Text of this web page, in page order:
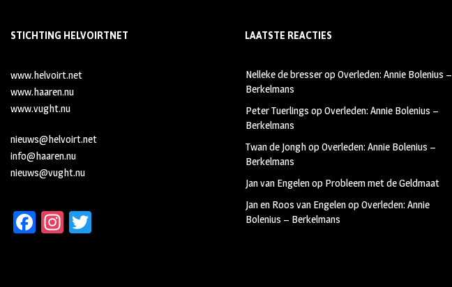
STICHTING HELVOIRTNET
www.helvoirt.net
www.haaren.nu
www.vught.nu
nieuws@helvoirt.net
info@haaren.nu
nieuws@vught.nu
Fa In
LAATSTE REACTIES
Nelleke de bresseropOverleden: Annie Bolenius –
Berkelmans
Peter Tuerlings opOverleden: Annie Bolenius –
Berkelmans
Twan de JonghopOverleden: Annie Bolenius –
Berkelmans
Jan van Engelenop Probleem met de Geldmaat
Jan en Roos van EngelenopOverleden: Annie
Bolenius – Berkelmans